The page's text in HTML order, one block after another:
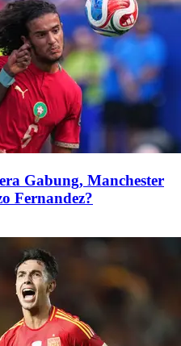
Gabung, Manchester
Fernandez?